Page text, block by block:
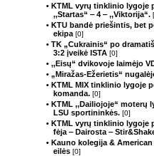
• KTML vyrų tinklinio lygoje
,,Startas“ ‒ 4 ‒ ,,Viktorija“.
• KTU bandė priešintis, bet
ekipa [0]
• TK „Cukrainis“ po
3:2 įveikė ISTA [0]
• ,,Eisų“ dvikovoje laimėjo
• „Miražas-Ežerietis“
• KTML MIX tinklinio lygoje
komanda. [0]
• KTML ,,Dailiojoje“ moterų
LSU sportininkės. [0]
• KTML vyrų tinklinio lygoje
fėja ‒ Dairosta ‒
• Kauno kolegija &
eilės [0]